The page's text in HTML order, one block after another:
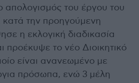
απολογισμός του έργου του
την προηγούμενη
η εκλογική διαδικασία
προέκυψε το νέο Διοικητικό
είναι ανανεωμένο με
πρόσωπα, ενώ 3 μέλη